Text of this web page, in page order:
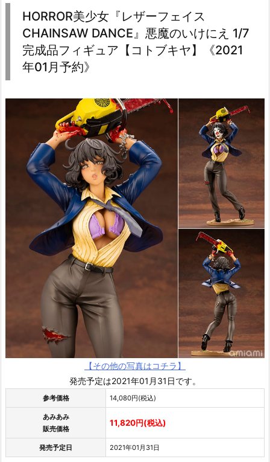
HORROR美少女『レザーフェイス
CHAINSAW DANCE』悪魔のいけにえ 1/7
完成品フィギュア【コトブキヤ】《2021
年01月予約》
【その他の写真はコチラ】
発売予定は2021年01月31日です。
参考価格 14,080円(税込)
あみあみ
販売価格
11,820円(税込)
発売予定日 2021年01月31日